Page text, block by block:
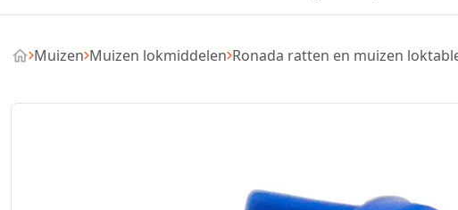
Muizen Muizen lokmiddelen Ronada ratten en muizen